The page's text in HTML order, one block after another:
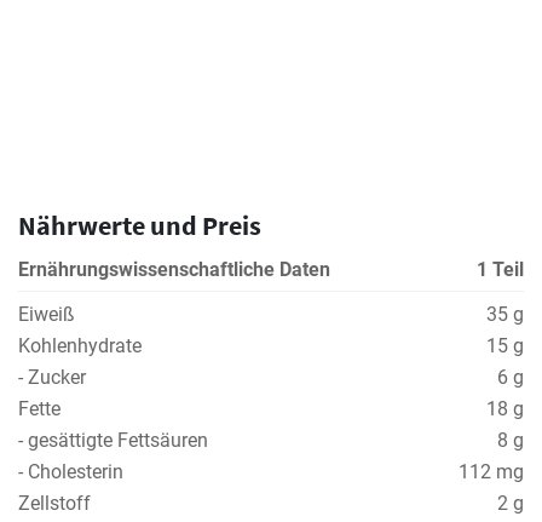
Nährwerte und Preis
Ernährungswissenschaftliche Daten
1 Teil
Eiweiß
35 g
Kohlenhydrate
15 g
- Zucker
6 g
Fette
18 g
- gesättigte Fettsäuren
8 g
- Cholesterin
112 mg
Zellstoff
2 g